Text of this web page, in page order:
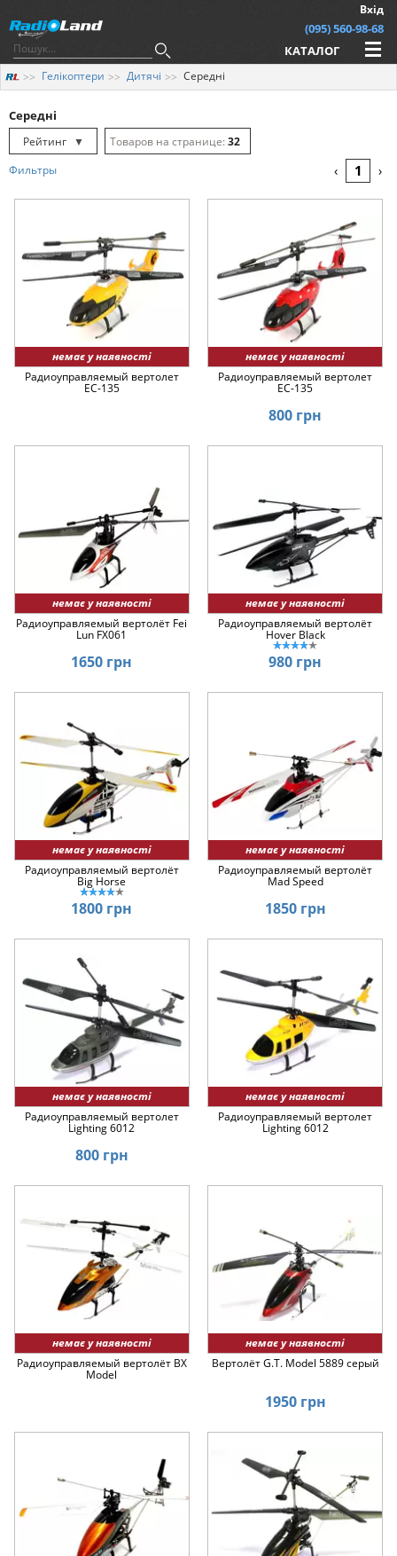
Вхід
(095) 560-98-68
КАТАЛОГ
Гелікоптери Дитячі Середні
Середні
Рейтинг
▼
Рейтинг
Ціна ▲
Ціна ▼
32
Фильтры ‹ 1 ›
немає у наявності
Радиоуправляемый вертолет
EC-135
немає у наявності
Радиоуправляемый вертолет
EC-135
800 грн
немає у наявності
Радиоуправляемый вертолёт Fei
Lun FX061
1650 грн
немає у наявності
Радиоуправляемый вертолёт
Hover Black
980 грн
немає у наявності
Радиоуправляемый вертолёт
Big Horse
1800 грн
немає у наявності
Радиоуправляемый вертолёт
Mad Speed
1850 грн
немає у наявності
Радиоуправляемый вертолет
Lighting 6012
800 грн
немає у наявності
Радиоуправляемый вертолет
Lighting 6012
немає у наявності
Радиоуправляемый вертолёт BX
Model
немає у наявності
Вертолёт G.T. Model 5889 серый
1950 грн